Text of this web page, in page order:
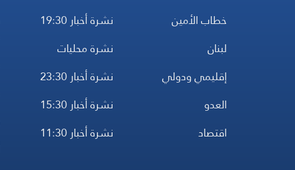
خطاب الأمين
لبنان
إقليمي ودولي
العدو
اقتصاد
نشرة أخبار 19:30
نشرة محليات
نشرة أخبار 23:30
نشرة أخبار 15:30
نشرة أخبار 11:30